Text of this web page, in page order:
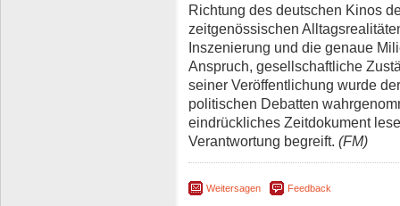
Richtung des deutschen Kinos
zeitgenössischen
Inszenierung und die genaue
Anspruch, gesellschaftliche
seiner Veröffentlichung wurde
politischen Debatten
eindrückliches Zeit­dokument
Verantwortung begreift. (FM)
Weitersagen Feedback